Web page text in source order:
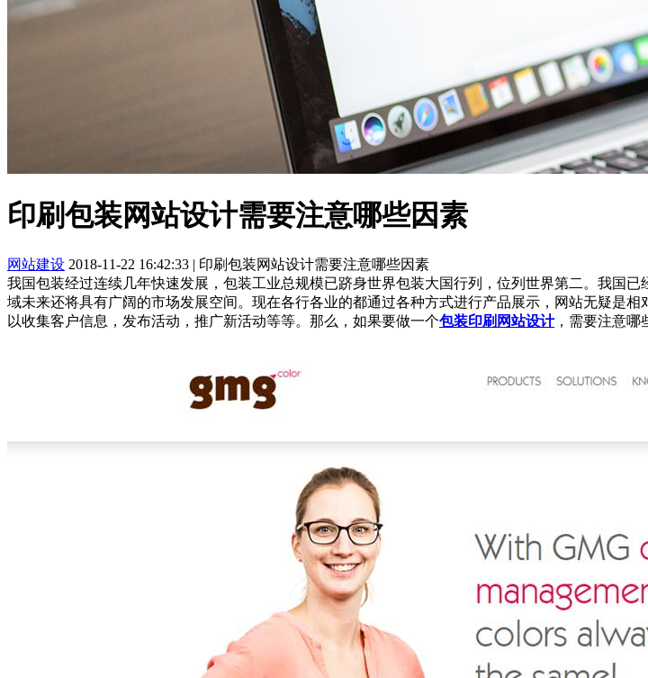
印刷包装网站设计需要注意哪些因素
网站建设 2018-11-22 16:42:33 | 印刷包装网站设计需要注意哪些因素
我国包装经过连续几年快速发展，包装工业总规模已跻身世界包装大国行列，位列世界第二。我国
域未来还将具有广阔的市场发展空间。现在各行各业的都通过各种方式进行产品展示，网站无疑是相
以收集客户信息，发布活动，推广新活动等等。那么，如果要做一个包装印刷网站设计，需要注意哪